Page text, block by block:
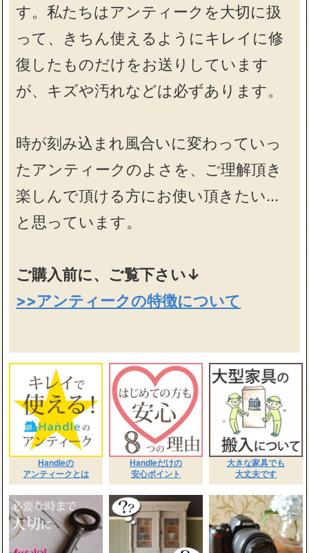
す。私たちはアンティークを大切に扱
って、きちん使えるようにキレイに修
復したものだけをお送りしています
が、キズや汚れなどは必ずあります。
時が刻み込まれ風合いに変わっていっ
たアンティークのよさを、ご理解頂き
楽しんで頂ける方にお使い頂きたい…
と思っています。
ご購入前に、ご覧下さい↓
>>アンティークの特徴について
Handleの
アンティークとは
Handleだけの
安心ポイント
大きな家具でも
大丈夫です